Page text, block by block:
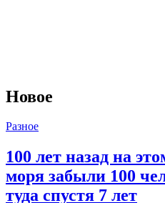
Новое
Разное
100 лет назад на
моря забыли 100
туда спустя 7 лет